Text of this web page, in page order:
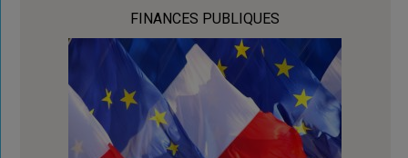
FINANCES PUBLIQUES